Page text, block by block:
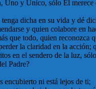
Uno y Único, sólo Él
dicha en su vida y dé
y quien colabore en
que todo, quien
la claridad en la
en el sendero de la luz,
Padre?
encubierto ni está lejos de ti;